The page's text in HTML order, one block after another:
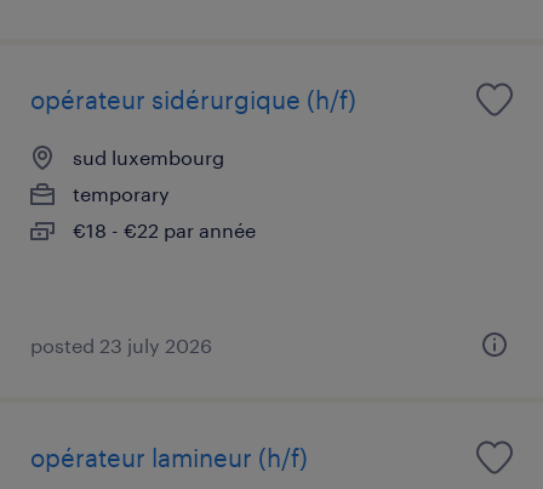
opérateur sidérurgique (h/f)
sud luxembourg
temporary
€18 - €22 par année
posted 23 july 2026
opérateur lamineur (h/f)